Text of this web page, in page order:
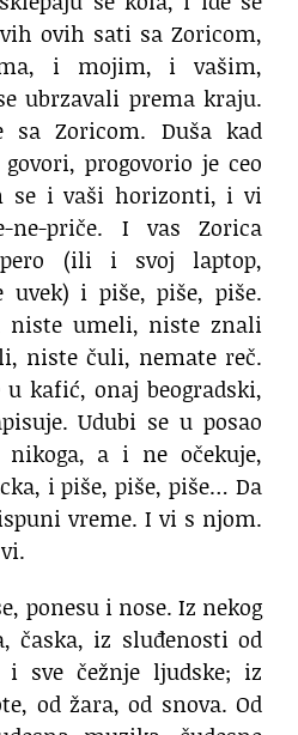
ovih sati sa Zoricom,
i mojim, i vašim,
ubrzavali prema kraju.
Zoricom. Duša kad
progovorio je ceo
se i vaši horizonti, i vi
ne-priče. I vas Zorica
(ili i svoj laptop,
uvek) i piše, piše, piše.
niste umeli, niste znali
niste čuli, nemate reč.
u kafić, onaj beogradski,
Udubi se u posao
a i ne očekuje,
i piše, piše, piše… Da
vreme. I vi s njom.
ponesu i nose. Iz nekog
časka, iz sluđenosti od
i sve čežnje ljudske; iz
od žara, od snova. Od